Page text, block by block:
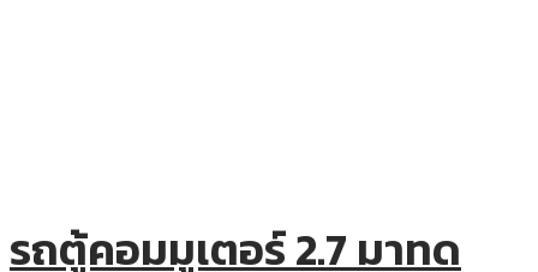
รถตู้คอมมูเตอร์ 2.7 มาทด